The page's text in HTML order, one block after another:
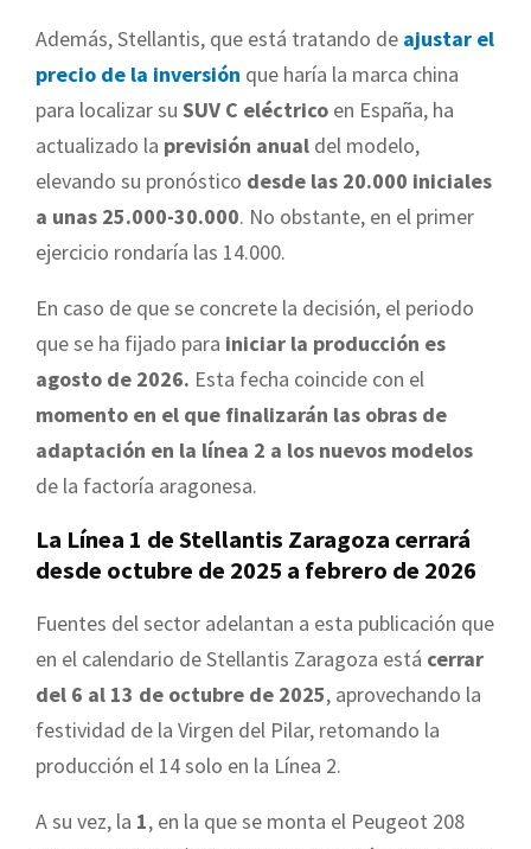
Además, Stellantis, que está tratando de ajustar el
precio de la inversión que haría la marca china
para localizar su SUV C eléctrico en España, ha
actualizado la previsión anual del modelo,
elevando su pronóstico desde las 20.000 iniciales
a unas 25.000-30.000. No obstante, en el primer
ejercicio rondaría las 14.000.
En caso de que se concrete la decisión, el periodo
que se ha fijado para iniciar la producción es
agosto de 2026. Esta fecha coincide con el
momento en el que finalizarán las obras de
adaptación en la línea 2 a los nuevos modelos
de la factoría aragonesa.
La Línea 1 de Stellantis Zaragoza cerrará
desde octubre de 2025 a febrero de 2026
Fuentes del sector adelantan a esta publicación que
en el calendario de Stellantis Zaragoza está cerrar
del 6 al 13 de octubre de 2025, aprovechando la
festividad de la Virgen del Pilar, retomando la
producción el 14 solo en la Línea 2.
A su vez, la 1, en la que se monta el Peugeot 208